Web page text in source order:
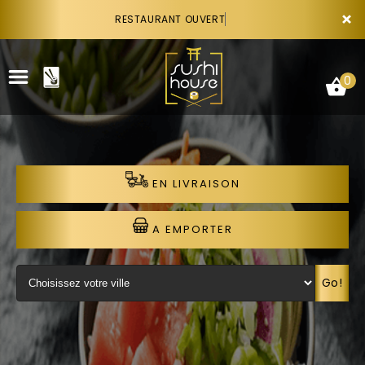
×
RESTAURANT OUVERT
VOTRE COMPTE
NOTRE RESTAURANT
VOS AVIS
0
EN LIVRAISON
A EMPORTER
Go!